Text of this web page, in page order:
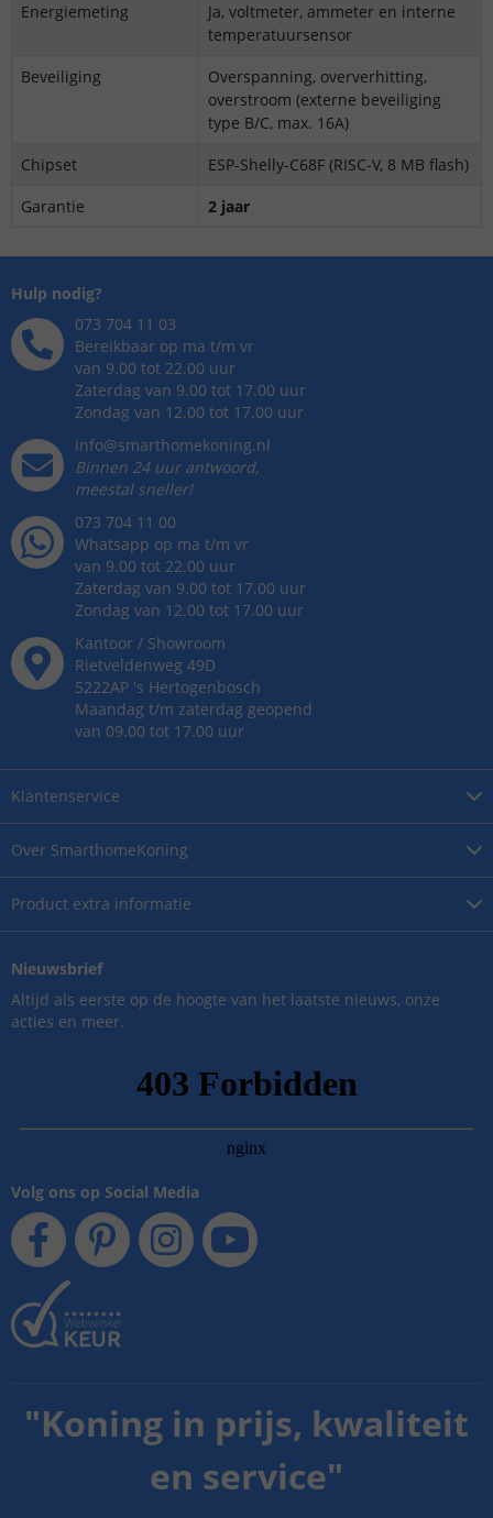
Energie­meting
Ja, voltmeter, ammeter en interne
temperatuursensor
Beveiliging
Overspanning, oververhitting,
overstroom (externe beveiliging
type B/C, max. 16A)
Chipset
ESP-Shelly-C68F (RISC-V, 8 MB flash)
Garantie
2 jaar
Over SmarthomeKoning
Product extra informatie
Klantenservice
Hulp nodig?
073 704 11 03
Bereikbaar op ma t/m vr
van 9.00 tot 22.00 uur
Zaterdag van 9.00 tot 17.00 uur
Zondag van 12.00 tot 17.00 uur
info@smarthomekoning.nl
Binnen 24 uur antwoord,
meestal sneller!
073 704 11 00
Whatsapp op ma t/m vr
van 9.00 tot 22.00 uur
Zaterdag van 9.00 tot 17.00 uur
Zondag van 12.00 tot 17.00 uur
Kantoor / Showroom
Rietveldenweg 49D
5222AP 's Hertogenbosch
Maandag t/m zaterdag geopend
van 09.00 tot 17.00 uur
Nieuwsbrief
Altijd als eerste op de hoogte van het laatste nieuws, onze
acties en meer.
Volg ons op Social Media
"Koning in prijs, kwaliteit
en service"